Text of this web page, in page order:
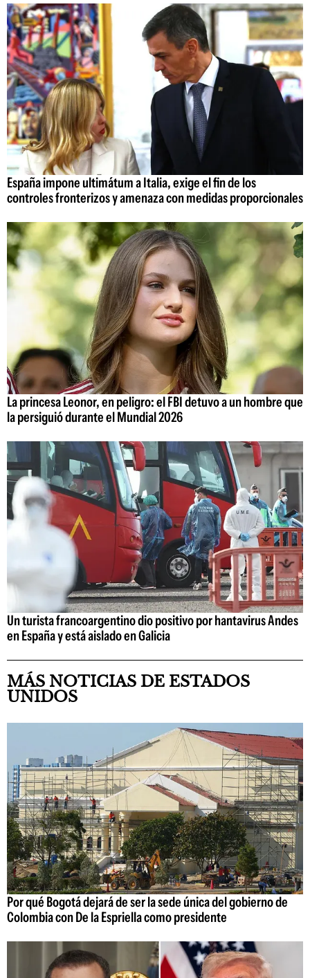
España impone ultimátum a Italia, exige el fin de los
controles fronterizos y amenaza con medidas proporcionales
La princesa Leonor, en peligro: el FBI detuvo a un hombre que
la persiguió durante el Mundial 2026
Un turista francoargentino dio positivo por hantavirus Andes
en España y está aislado en Galicia
MÁS NOTICIAS DE ESTADOS
UNIDOS
Por qué Bogotá dejará de ser la sede única del gobierno de
Colombia con De la Espriella como presidente